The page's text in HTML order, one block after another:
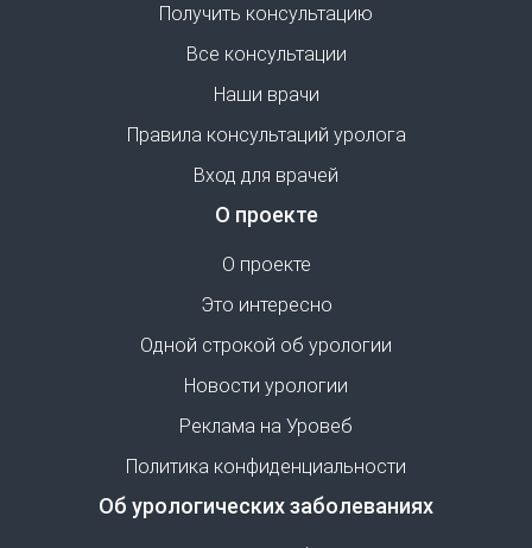
Получить консультацию
Все консультации
Наши врачи
Правила консультаций уролога
Вход для врачей
О проекте
О проекте
Это интересно
Одной строкой об урологии
Новости урологии
Реклама на Уровеб
Политика конфиденциальности
Об урологических заболеваниях